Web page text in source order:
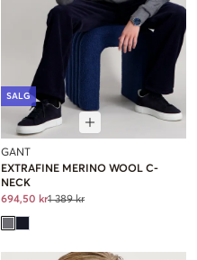
SALG
GANT
EXTRAFINE MERINO WOOL C-
NECK
694,50 kr1 389 kr